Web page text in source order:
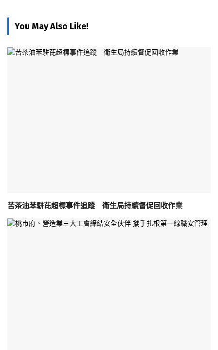
You May Also Like!
苦茶油苯駢芘超標事件追蹤 衛生局持續督促回收作業